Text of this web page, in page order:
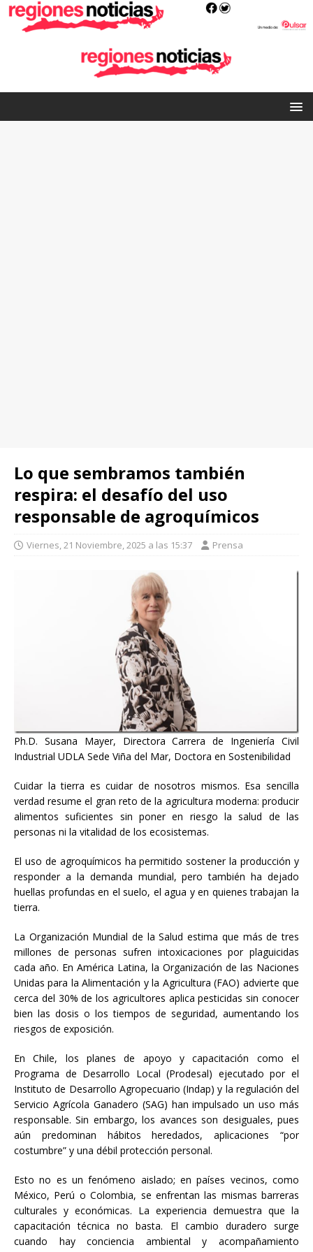
Lo que sembramos también
respira: el desafío del uso
responsable de agroquímicos
Viernes, 21 Noviembre, 2025 a las 15:37 Prensa
Ph.D. Susana Mayer, Directora Carrera de Ingeniería Civil
Industrial UDLA Sede Viña del Mar, Doctora en Sostenibilidad
Cuidar la tierra es cuidar de nosotros mismos. Esa sencilla
verdad resume el gran reto de la agricultura moderna: producir
alimentos suficientes sin poner en riesgo la salud de las
personas ni la vitalidad de los ecosistemas.
El uso de agroquímicos ha permitido sostener la producción y
responder a la demanda mundial, pero también ha dejado
huellas profundas en el suelo, el agua y en quienes trabajan la
tierra.
La Organización Mundial de la Salud estima que más de tres
millones de personas sufren intoxicaciones por plaguicidas
cada año. En América Latina, la Organización de las Naciones
Unidas para la Alimentación y la Agricultura (FAO) advierte que
cerca del 30% de los agricultores aplica pesticidas sin conocer
bien las dosis o los tiempos de seguridad, aumentando los
riesgos de exposición.
En Chile, los planes de apoyo y capacitación como el
Programa de Desarrollo Local (Prodesal) ejecutado por el
Instituto de Desarrollo Agropecuario (Indap) y la regulación del
Servicio Agrícola Ganadero (SAG) han impulsado un uso más
responsable. Sin embargo, los avances son desiguales, pues
aún predominan hábitos heredados, aplicaciones “por
costumbre” y una débil protección personal.
Esto no es un fenómeno aislado; en países vecinos, como
México, Perú o Colombia, se enfrentan las mismas barreras
culturales y económicas. La experiencia demuestra que la
capacitación técnica no basta. El cambio duradero surge
cuando hay conciencia ambiental y acompañamiento